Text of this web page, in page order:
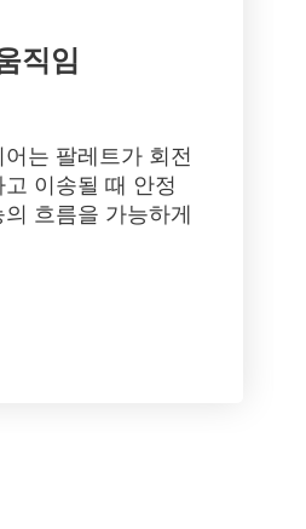
직임
는 팔레트가 회전
이송될 때 안정
흐름을 가능하게